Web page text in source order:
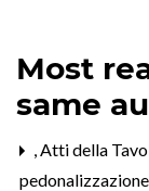
Most
same
,Atti della